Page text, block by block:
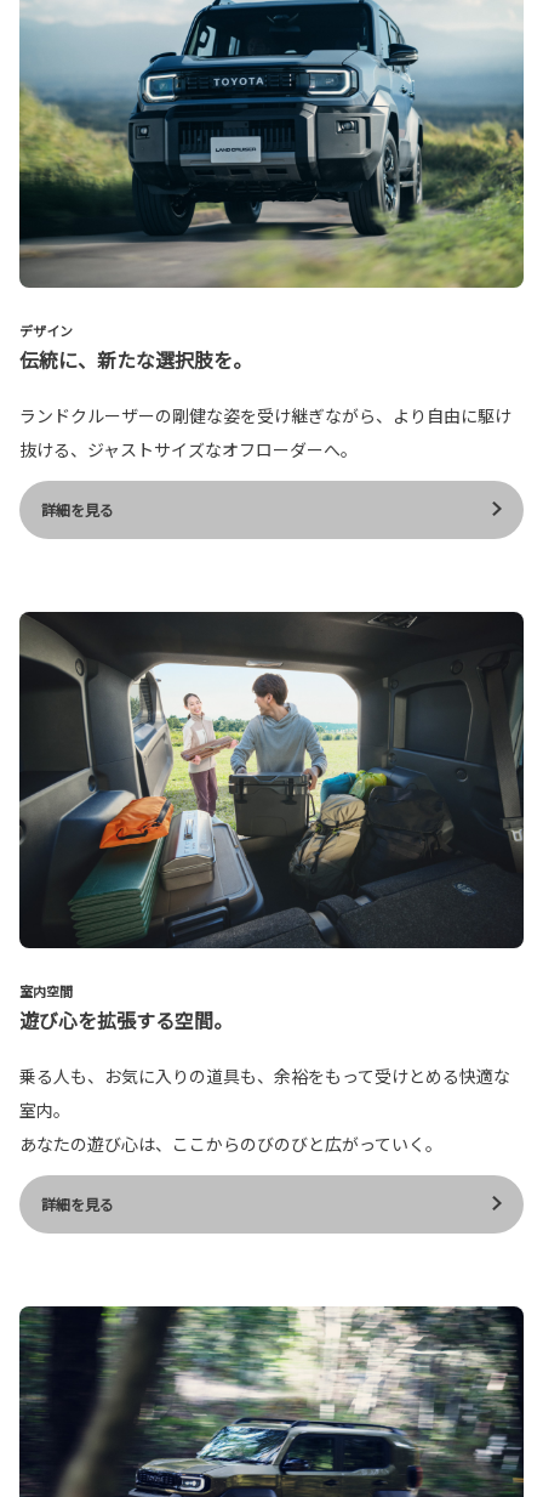
デザイン
伝統に、新たな選択肢を。
ランドクルーザーの剛健な姿を受け継ぎながら、より自由に駆け
抜ける、ジャストサイズなオフローダーへ。
詳細を見る
室内空間
遊び心を拡張する空間。
乗る人も、お気に入りの道具も、余裕をもって受けとめる快適な
室内。
あなたの遊び心は、ここからのびのびと広がっていく。
詳細を見る